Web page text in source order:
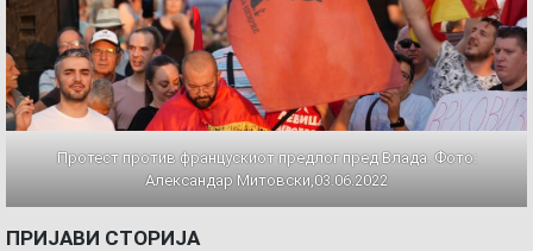
Протест против францускиот предлог пред Влада. Фото:
Александар Митовски,03.06.2022
ПРИЈАВИ СТОРИЈА